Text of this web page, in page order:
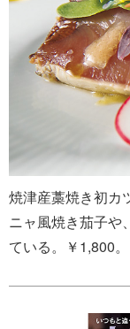
焼津産藁焼き初カ
ニャ風焼き茄子や
ている。￥1,800。